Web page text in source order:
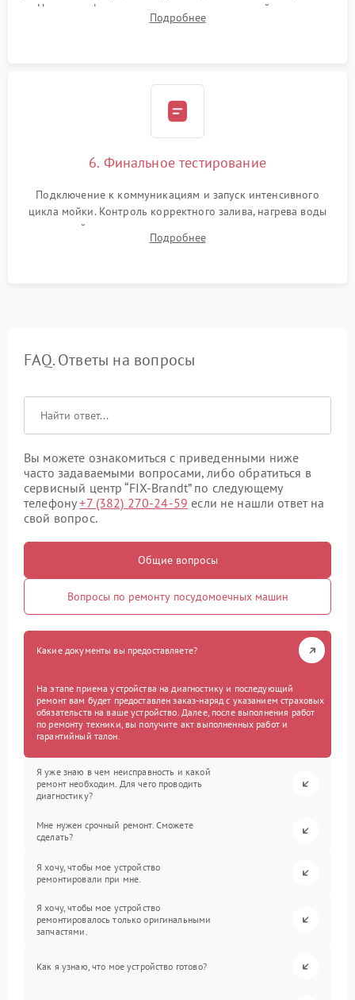
Надежная фиксация хомутов гидравлической системы,
сборка корпуса и установка датчика поплавка.
Подробнее
6. Финальное тестирование
Подключение к коммуникациям и запуск интенсивного
цикла мойки. Контроль корректного залива, нагрева воды
до нужной температуры, отсутствия посторонних шумов,
штатного слива и абсолютной сухости в поддоне.
Подробнее
FAQ. Ответы на вопросы
Вы можете ознакомиться с приведенными ниже
часто задаваемыми вопросами, либо обратиться в
сервисный центр “FIX-Brandt” по следующему
телефону+7 (382) 270-24-59 если не нашли ответ на
свой вопрос.
Общие вопросы
Вопросы по ремонту посудомоечных машин
Какие документы вы предоставляете?
На этапе приема устройства на диагностику и последующий
ремонт вам будет предоставлен заказ-наряд с указанием страховых
обязательств на ваше устройство. Далее, после выполнения работ
по ремонту техники, вы получите акт выполненных работ и
гарантийный талон.
Я уже знаю в чем неисправность и какой
ремонт необходим. Для чего проводить
диагностику?
Мне нужен срочный ремонт. Сможете
сделать?
Я хочу, чтобы мое устройство
ремонтировали при мне.
Я хочу, чтобы мое устройство
ремонтировалось только оригинальными
запчастями.
Как я узнаю, что мое устройство готово?